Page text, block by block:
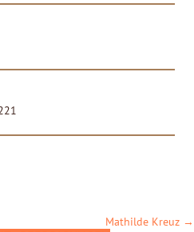
Mathilde Kreuz →